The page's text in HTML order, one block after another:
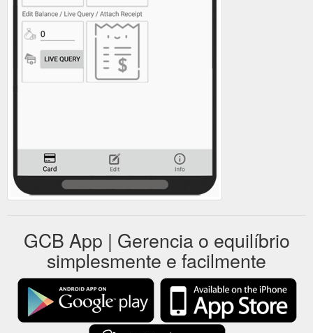
GCB App | Gerencia o equilíbrio
simplesmente e facilmente